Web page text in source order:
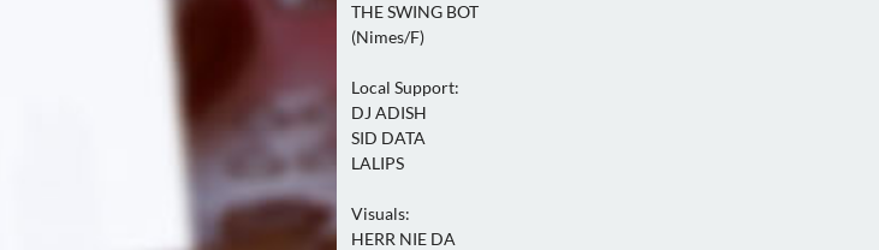
THE SWING BOT
(Nimes/F)
Local Support:
DJ ADISH
SID DATA
LALIPS
Visuals:
HERR NIE DA